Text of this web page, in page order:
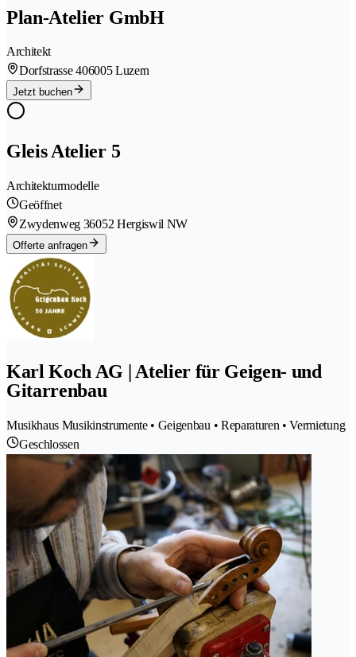
Plan-Atelier GmbH
Architekt
Dorfstrasse 406005 Luzern
Jetzt buchen
Gleis Atelier 5
Architekturmodelle
Geöffnet
Zwydenweg 36052 Hergiswil NW
Offerte anfragen
Karl Koch AG | Atelier für Geigen- und
Gitarrenbau
Musikhaus Musikinstrumente • Geigenbau • Reparaturen • Vermietung
Geschlossen